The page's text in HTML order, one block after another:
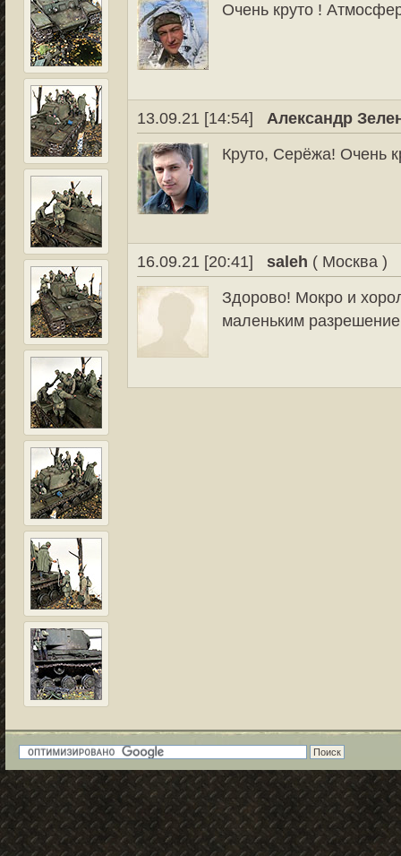
Очень круто !
13.09.21 [14:54]
Александр
Круто, Серёжа! Очень
16.09.21 [20:41] saleh ( Москва )
Здорово! Мокро и
маленьким